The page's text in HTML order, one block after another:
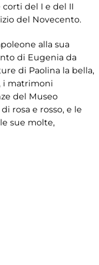
del I e del II
del Novecento.
alla sua
di Eugenia da
di Paolina la bella,
i matrimoni
del Museo
rosa e rosso, e le
sue molte,